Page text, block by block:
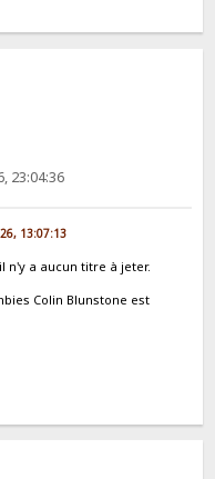
23:04:36
13:07:13
n'y a aucun titre à jeter.
Colin Blunstone est